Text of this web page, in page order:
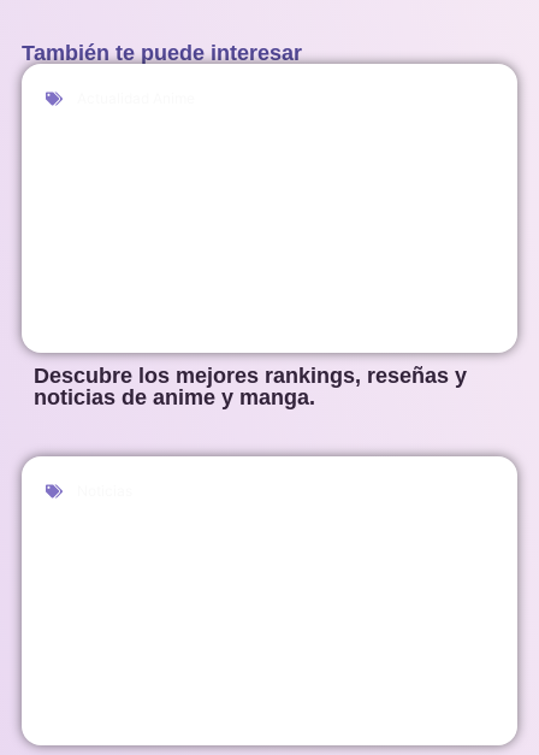
También te puede interesar
Descubre los mejores rankings, reseñas y
noticias de anime y manga.